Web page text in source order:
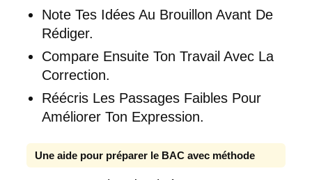
Note Tes Idées Au Brouillon Avant De
Rédiger.
Compare Ensuite Ton Travail Avec La
Correction.
Réécris Les Passages Faibles Pour
Améliorer Ton Expression.
Une aide pour préparer le BAC avec méthode